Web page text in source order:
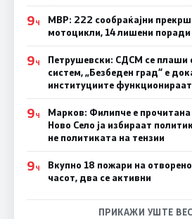
9Ч
МВР: 222 сообраќајни
мотоцикли, 14 лишени
9Ч
Петрушевски: СДСМ се плаши
систем, „Безбеден град“ е
институциите функционираат
9Ч
Марков: Филипче е прочитана
Ново Село ја избираат
не политиката на тензии
9Ч
Вкупно 18 пожари на
часот, два се активни
ПРИКАЖИ УШТЕ